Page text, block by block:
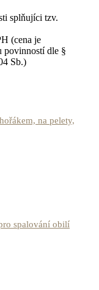
splňujíci tzv.
(cena je
povinností dle §
Sb.)
na pelety,
spalování obilí